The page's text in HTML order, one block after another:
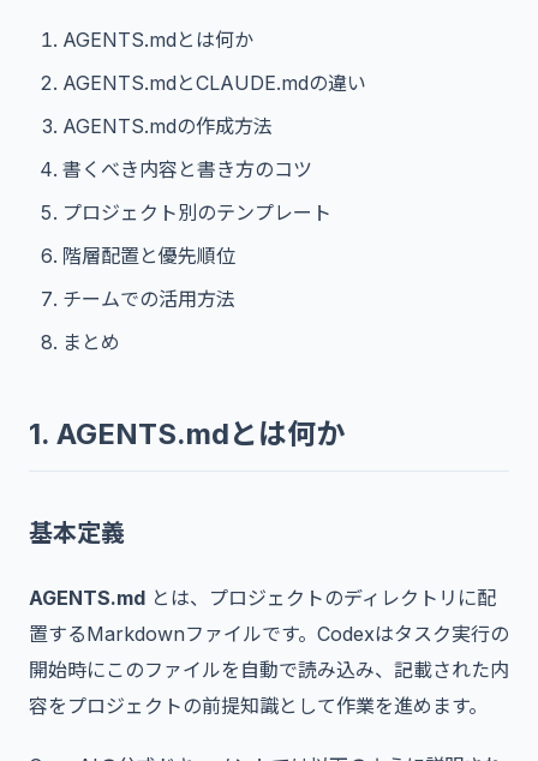
AGENTS.mdとは何か
AGENTS.mdとCLAUDE.mdの違い
AGENTS.mdの作成方法
書くべき内容と書き方のコツ
プロジェクト別のテンプレート
階層配置と優先順位
チームでの活用方法
まとめ
1. AGENTS.mdとは何か
基本定義
AGENTS.md とは、プロジェクトのディレクトリに配
置するMarkdownファイルです。Codexはタスク実行の
開始時にこのファイルを自動で読み込み、記載された内
容をプロジェクトの前提知識として作業を進めます。